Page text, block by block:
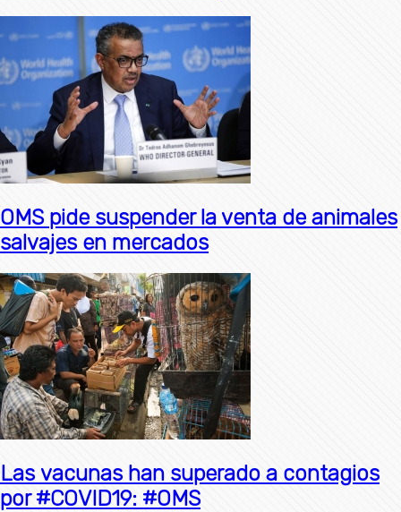
OMS pide suspender la venta de animales
salvajes en mercados
Las vacunas han superado a contagios
por #COVID19: #OMS